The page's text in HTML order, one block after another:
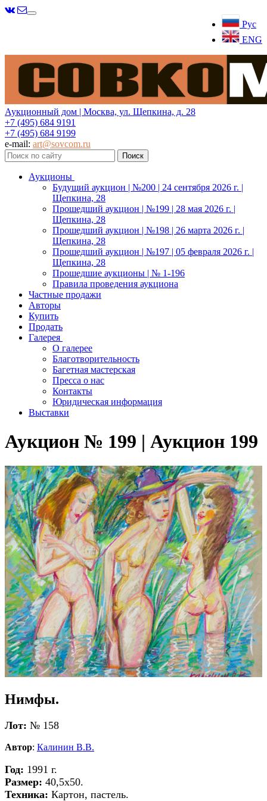
Рус
ENG
Меню
Аукционный дом | Москва, ул. Щепкина, д. 28
+7 (495) 684 9191
+7 (495) 684 9199
e-mail: art@sovcom.ru
Аукционы
Будущий аукцион | №200 | 24 сентября 2026 г. |
Щепкина, 28
Прошедший аукцион | №199 | 28 мая 2026 г. |
Щепкина, 28
Прошедший аукцион | №198 | 26 марта 2026 г. |
Щепкина, 28
Прошедший аукцион | №197 | 05 февраля 2026 г. |
Щепкина, 28
Прошедшие аукционы | № 1-196
Правила проведения аукциона
Частные продажи
Авторы
Купить
Продать
Галерея
О галерее
Благотворительность
Багетная мастерская
Пресса о нас
Контакты
Юридическая информация
Выставки
Аукцион № 199 | Аукцион 199
Нимфы.
Лот: № 158
Автор: Калинин В.В.
Год: 1991 г.
Размер: 40,5х50.
Техника: Картон, пастель.